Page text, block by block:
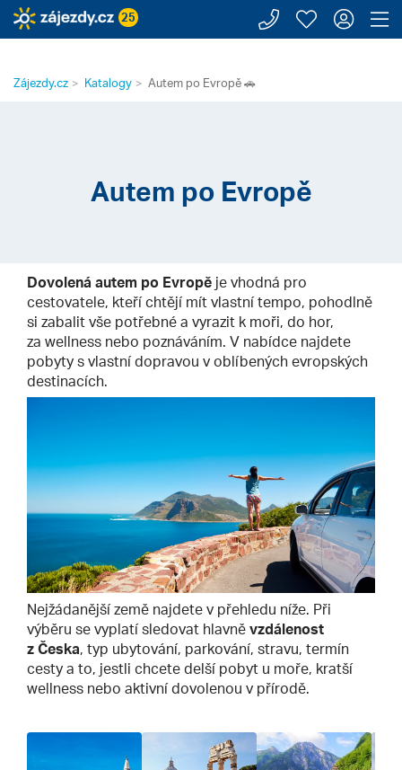
25 Zavolejte
Moje
Zájezdy.cz Katalogy Autem po Evropě 🚗
Autem po Evropě
Dovolená autem po Evropě je vhodná pro
cestovatele, kteří chtějí mít vlastní tempo, pohodlně
si zabalit vše potřebné a vyrazit k moři, do hor,
za wellness nebo poznáváním. V nabídce najdete
pobyty s vlastní dopravou v oblíbených evropských
destinacích.
Nejžádanější země najdete v přehledu níže. Při
výběru se vyplatí sledovat hlavně vzdálenost
z Česka, typ ubytování, parkování, stravu, termín
cesty a to, jestli chcete delší pobyt u moře, kratší
wellness nebo aktivní dovolenou v přírodě.